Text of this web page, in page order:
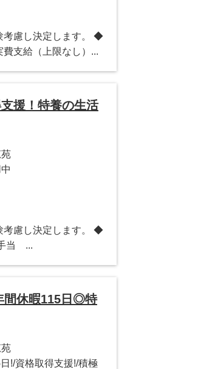
慮し決定します。 ◆
支給（上限なし）...
援！特養の生活
慮し決定します。 ◆
当 ...
間休暇115日◎特
!/資格取得支援!/積極